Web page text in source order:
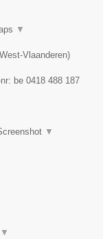
▼
West-Vlaanderen)
be 0418 488 187
▼
▼